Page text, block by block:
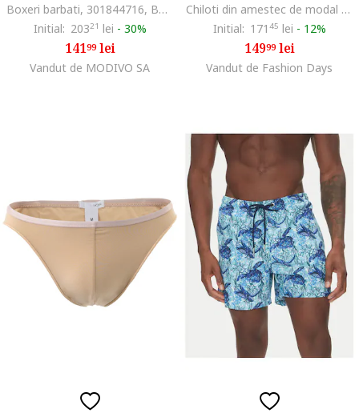
Boxeri barbati, 301844716, Bumbac/Modal, Negru, Negru
Initial: 20321 lei - 30%
14199lei
Vandut de MODIVO SA
Chiloti din amestec de modal cu model uni, Alb
Initial: 171 45 lei - 12%
14999lei
Vandut de Fashion Days